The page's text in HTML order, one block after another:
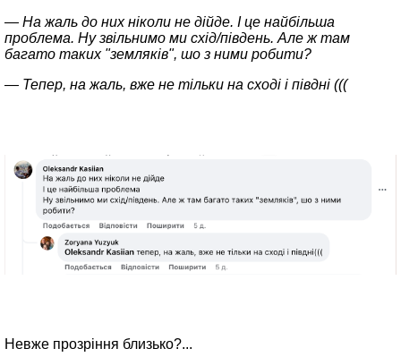
— На жаль до них ніколи не дійде. І це найбільша
проблема. Ну звільнимо ми схід/південь. Але ж там
багато таких "земляків", шо з ними робити?
— Тепер, на жаль, вже не тільки на сході і півдні (((
Невже прозріння близько?...